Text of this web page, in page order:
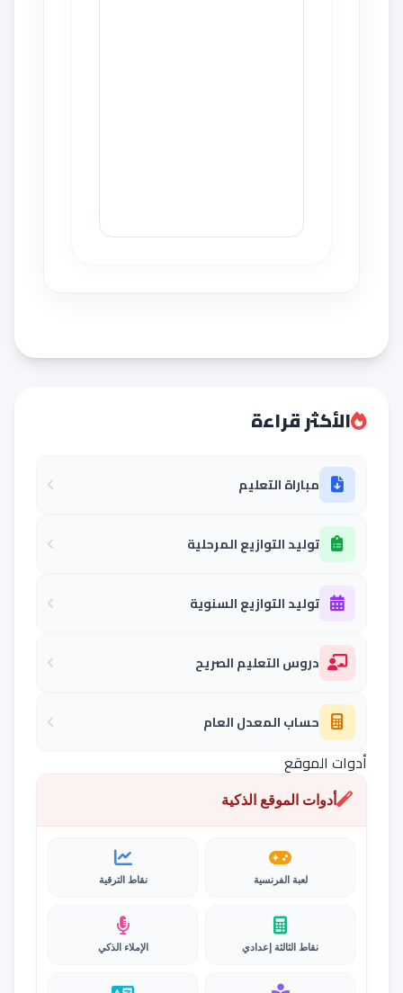
الأكثر قراءة
مباراة التعليم
توليد التوازيع المرحلية
توليد التوازيع السنوية
دروس التعليم الصريح
حساب المعدل العام
أدوات الموقع
أدوات الموقع الذكية
لعبة الفرنسية نقاط الترقية
نقاط الثالثة إعدادي الإملاء الذكي